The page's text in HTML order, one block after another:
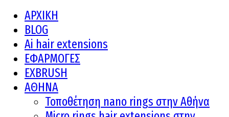
ΑΡΧΙΚΗ
BLOG
Ai hair extensions
ΕΦΑΡΜΟΓΕΣ
EXBRUSH
ΑΘΗΝΑ
Τοποθέτηση nano rings στην Αθήνα